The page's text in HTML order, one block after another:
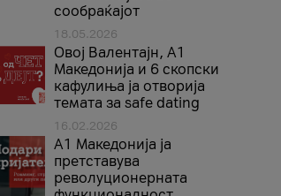
сообраќајот
18.05.2026
Овој Валентајн, A1
Македонија и 6 скопски
кафулиња ја отворија
темата за safe dating
16.02.2026
А1 Македонија ја
претставува
револуционерната